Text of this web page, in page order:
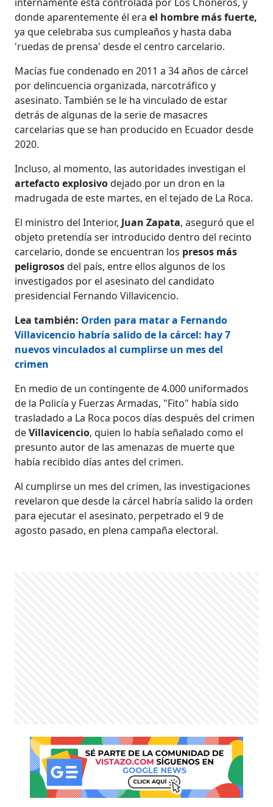
donde aparentemente él erael hombre más fuerte,
ya que celebraba sus cumpleaños y hasta daba
'ruedas de prensa' desde el centro carcelario.
Macías fue condenado en 2011 a 34 años de cárcel
por delincuencia organizada, narcotráfico y
asesinato. También se le ha vinculado de estar
detrás de algunas de la serie de masacres
carcelarias que se han producido en Ecuador desde
2020.
Incluso, al momento, las autoridades investigan el
artefacto explosivodejado por un dron en la
madrugada de este martes, en el tejado de La Roca.
El ministro del Interior, Juan Zapata, aseguró que el
objeto pretendía ser introducido dentro del recinto
carcelario, donde se encuentran los presos más
peligrososdel país, entre ellos algunos de los
investigados por el asesinato del candidato
presidencial Fernando Villavicencio.
Lea también: Orden para matar a Fernando
Villavicencio habría salido de la cárcel: hay 7
nuevos vinculados al cumplirse un mes del
crimen
En medio de un contingente de 4.000 uniformados
de la Policía y Fuerzas Armadas, "Fito" había sido
trasladado a La Roca pocos días después del crimen
deVillavicencio, quien lo había señalado como el
presunto autor de las amenazas de muerte que
había recibido días antes del crimen.
Al cumplirse un mes del crimen, las investigaciones
revelaron que desde la cárcel habría salido la orden
para ejecutar el asesinato, perpetrado el 9 de
agosto pasado, en plena campaña electoral.